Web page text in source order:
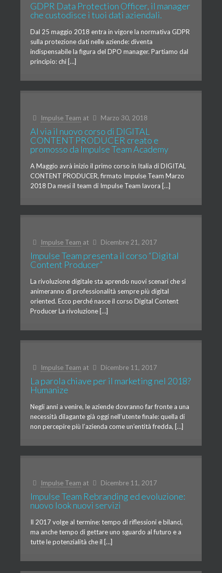
GDPR Data Protection Officer, il manager
che custodisce i tuoi dati aziendali.
Dal 25 maggio 2018 entra in vigore la normativa GDPR
sulla protezione dati nelle aziende: diventa
indispensabile la figura del DPO manager. Partiamo dal
principio: chi […]
Impulse Team at Marzo 30, 2018
Al via il nuovo corso di DIGITAL
CONTENT PRODUCER creato e
promosso da Impulse Team Academy
A Maggio avrà inizio il primo corso in Italia di DIGITAL
CONTENT PRODUCER, firmato Impulse Team Marzo
2018 Da mesi il team di Impulse Team lavora […]
Impulse Team at Dicembre 21, 2017
Impulse Team presenta il corso “Digital
Content Producer”
La rivoluzione digitale sta aprendo nuovi scenari che si
animeranno di professionalità sempre più digital
oriented. Ecco perché nasce il corso Digital Content
Producer La rivoluzione […]
Impulse Team at Dicembre 11, 2017
La parola chiave per il marketing nel 2018?
Humanize
Negli anni a venire, le aziende dovranno far fronte a una
necessità dilagante già oggi nell’utente finale: quella di
non percepire più l’azienda come un’entità fredda, […]
Impulse Team at Dicembre 11, 2017
Impulse Team Rebranding ed evoluzione:
nuovo look nuovi servizi
Il 2017 volge al termine: tempo di riflessioni e bilanci,
ma anche tempo di gettare uno sguardo al futuro e a
tutte le potenzialità che il […]